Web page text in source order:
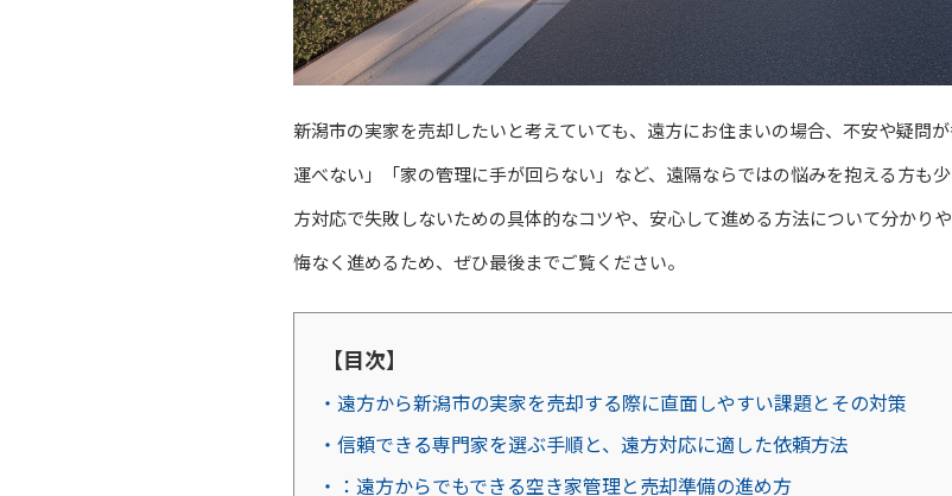
新潟市の実家を売却したいと考えていても、遠方にお住まいの場合、不安や疑問
運べない」「家の管理に手が回らない」など、遠隔ならではの悩みを抱える方も
方対応で失敗しないための具体的なコツや、安心して進める方法について分かり
悔なく進めるため、ぜひ最後までご覧ください。
【目次】
・遠方から新潟市の実家を売却する際に直面しやすい課題とその対策
・信頼できる専門家を選ぶ手順と、遠方対応に適した依頼方法
・：遠方からでもできる空き家管理と売却準備の進め方